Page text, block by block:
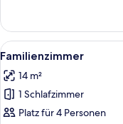
Alle
Fotos
für
Familienzimmer
anzeigen
3
Familienzimmer
14 m²
1 Schlafzimmer
Platz für 4 Personen